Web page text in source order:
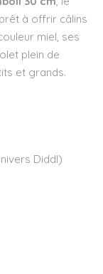
à offrir câlins
miel, ses
plein de
et grands.
Diddl)